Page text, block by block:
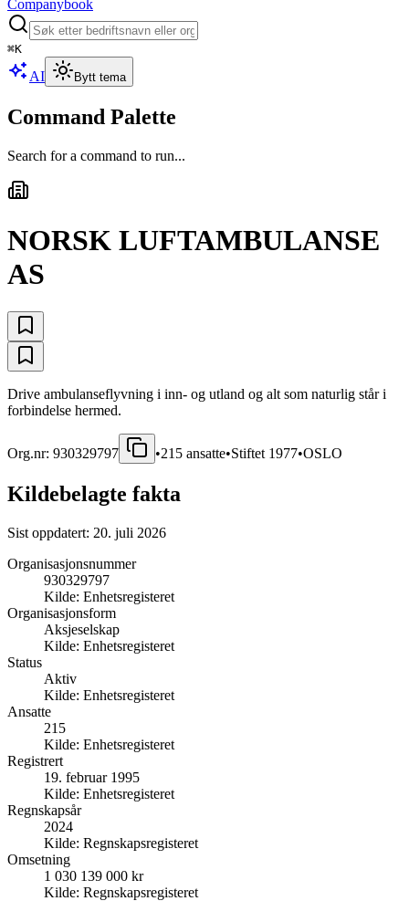
Companybook
⌘K
AI Bytt tema
Command Palette
Search for a command to run...
NORSK LUFTAMBULANSE
AS
Drive ambulanseflyvning i inn- og utland og alt som naturlig står i
forbindelse hermed.
Org.nr: 930329797 •215 ansatte•Stiftet 1977•OSLO
Kildebelagte fakta
Sist oppdatert: 20. juli 2026
Organisasjonsnummer
930329797
Kilde: Enhetsregisteret
Organisasjonsform
Aksjeselskap
Kilde: Enhetsregisteret
Status
Aktiv
Kilde: Enhetsregisteret
Ansatte
215
Kilde: Enhetsregisteret
Registrert
19. februar 1995
Kilde: Enhetsregisteret
Regnskapsår
2024
Kilde: Regnskapsregisteret
Omsetning
1 030 139 000 kr
Kilde: Regnskapsregisteret